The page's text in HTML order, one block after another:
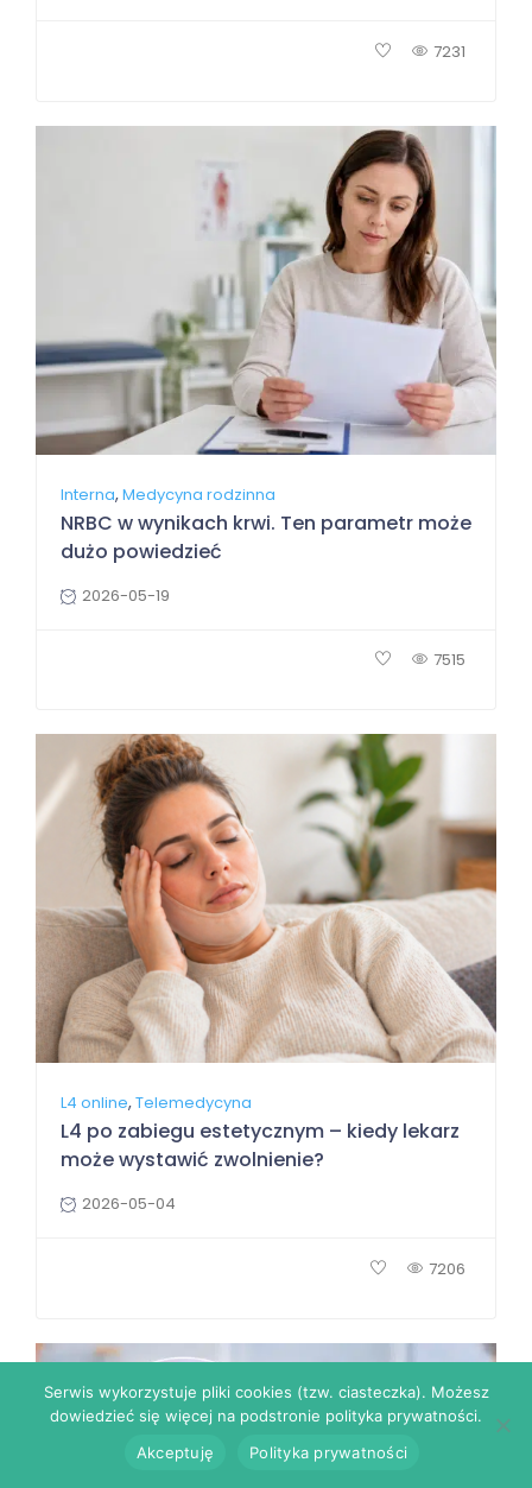
7231
Interna,Medycyna rodzinna
NRBC w wynikach krwi. Ten parametr może
dużo powiedzieć
2026-05-19
7515
L4 online,Telemedycyna
L4 po zabiegu estetycznym – kiedy lekarz
może wystawić zwolnienie?
2026-05-04
7206
Serwis wykorzystuje pliki cookies (tzw. ciasteczka). Możesz
dowiedzieć się więcej na podstronie polityka prywatności.
Akceptuję
Polityka prywatności